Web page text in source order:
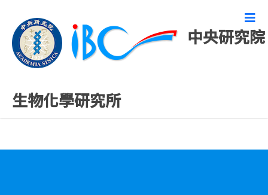
中央研究院
生物化學研究所
精彩研究成果